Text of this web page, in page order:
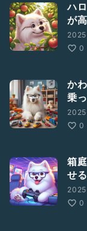
ハ
が
0
か
乗
0
箱
せ
0